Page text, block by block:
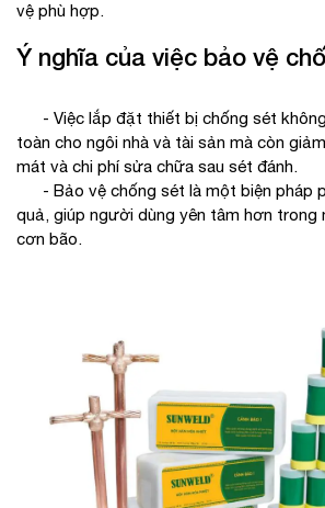
vệ phù hợp.
Ý nghĩa của việc bảo vệ
- Việc lắp đặt thiết bị chống sét
toàn cho ngôi nhà và tài sản mà còn
mát và chi phí sửa chữa sau sét đánh.
- Bảo vệ chống sét là một biện pháp
quả, giúp người dùng yên tâm hơn trong
cơn bão.